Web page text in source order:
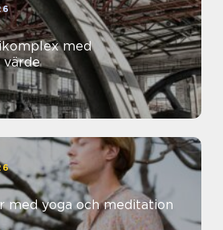
med
med yoga och meditation